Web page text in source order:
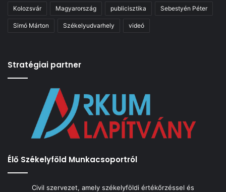
Kolozsvár Magyarország publicisztika Sebestyén Péter
Simó Márton Székelyudvarhely videó
Stratégiai partner
Élő Székelyföld Munkacsoportról
Civil szervezet, amely székelyföldi értékőrzéssel és